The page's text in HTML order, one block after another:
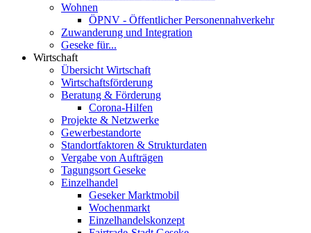
Wohnen
ÖPNV - Öffentlicher Personennahverkehr
Zuwanderung und Integration
Geseke für...
Wirtschaft
Übersicht Wirtschaft
Wirtschaftsförderung
Beratung & Förderung
Corona-Hilfen
Projekte & Netzwerke
Gewerbestandorte
Standortfaktoren & Strukturdaten
Vergabe von Aufträgen
Tagungsort Geseke
Einzelhandel
Geseker Marktmobil
Wochenmarkt
Einzelhandelskonzept